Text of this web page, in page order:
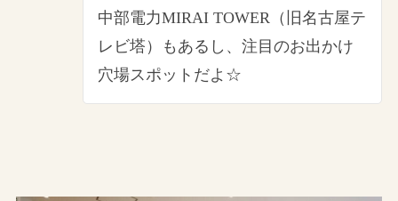
中部電力MIRAI TOWER（旧名古屋テ
レビ塔）もあるし、注目のお出かけ
穴場スポットだよ☆